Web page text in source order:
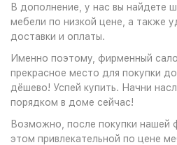
В дополнение, у нас вы найдете
мебели по низкой цене, а также
доставки и оплаты.
Именно поэтому, фирменный
прекрасное место для покупки
дёшево! Успей купить. Начни
порядком в доме сейчас!
Возможно, после покупки нашей
этом привлекательной по цене